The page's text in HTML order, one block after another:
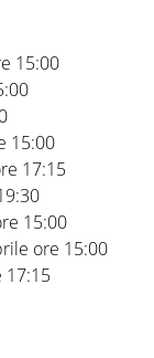
15:00
15:00
17:15
15:00
ore 15:00
17:15